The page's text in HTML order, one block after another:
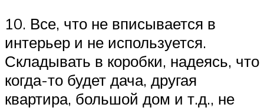
10. Все, что не вписывается в
интерьер и не используется.
Складывать в коробки, надеясь, что
когда-то будет дача, другая
квартира, большой дом и т.д., не